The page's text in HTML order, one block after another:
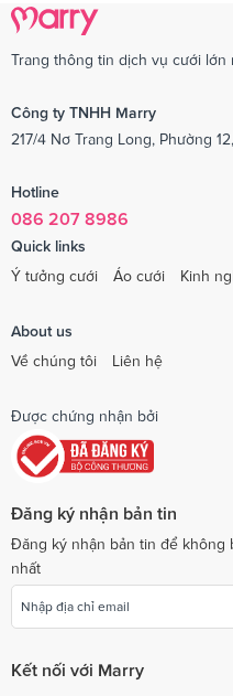
Trang thông tin dịch vụ cưới lớn
Công ty TNHH Marry
217/4 Nơ Trang Long, Phường
Hotline
086 207 8986
Quick links
Ý tưởng cưới
Áo cưới Kinh
About us
Về chúng tôi
Liên hệ
Được chứng nhận bởi
Đăng ký nhận bản tin
Đăng ký nhận bản tin để không
nhất
Kết nối với Marry